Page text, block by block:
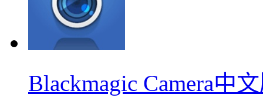
Blackmagic Camera中